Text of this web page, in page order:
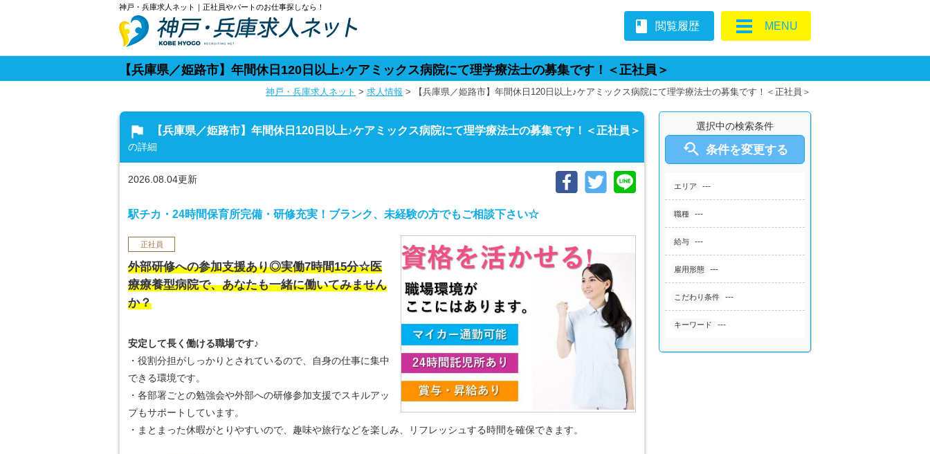
神戸・兵庫求人ネット｜正社員やパートのお仕事探しなら！
MENU
book 閲覧履歴
【兵庫県／姫路市】年間休日120日以上♪ケアミックス病院にて理学療法士の募集です！＜正社員＞
神戸・兵庫求人ネット > 求人情報 > 【兵庫県／姫路市】年間休日120日以上♪ケアミックス病院にて理学療法士の募集です！＜正社員＞
選択中の検索条件
 条件を変更する
エリア ---
職種 ---
給与 ---
雇用形態 ---
こだわり条件 ---
キーワード ---
flag 【兵庫県／姫路市】年間休日120日以上♪ケアミックス病院にて理学療法士の募集です！＜正社員＞
の詳細
2026.08.04更新
駅チカ・24時間保育所完備・研修充実！ブランク、未経験の方でもご相談下さい☆
正社員
外部研修への参加支援あり◎実働7時間15分☆医
療療養型病院で、あなたも一緒に働いてみません
か？
安定して長く働ける職場です♪
・役割分担がしっかりとされているので、自身の仕事に集中
できる環境です。
・各部署ごとの勉強会や外部への研修参加支援でスキルアッ
プもサポートしています。
・まとまった休暇がとりやすいので、趣味や旅行などを楽しみ、リフレッシュする時間を確保できます。